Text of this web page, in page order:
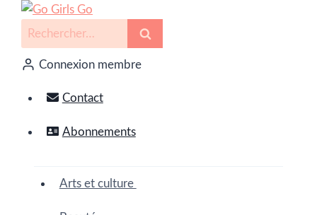
Connexion membre
Contact
Abonnements
Arts et culture